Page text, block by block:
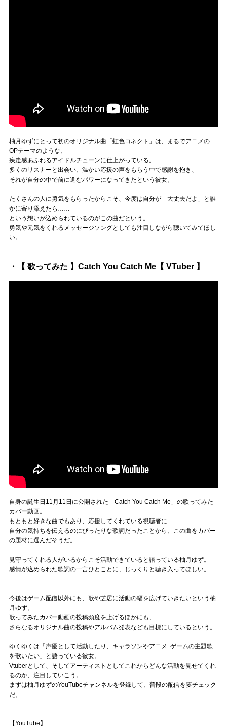
柚月ゆずにとって初のオリジナル曲「虹色コネクト」は、まるでアニメの
OPテーマのような、
疾走感あふれるアイドルチューンに仕上がっている。
多くのリスナーと出会い、温かい応援の声をもらう中で感謝を抱き、
それが自分の中で前に進むパワーになってきたという彼女。
たくさんの人に勇気をもらったからこそ、今度は自分が「大丈夫だよ」と誰
かに寄り添えたら……
という想いが込められているのがこの曲だという。
勇気や元気をくれるメッセージソングとしても注目しながら聴いてみてほし
い。
・【 歌ってみた 】Catch You Catch Me【 VTuber 】
自身の誕生日11月11日に公開された「Catch You Catch Me」の歌ってみた
カバー動画。
もともと好きな曲でもあり、応援してくれている視聴者に
自分の気持ちを伝えるのにぴったりな歌詞だったことから、この曲をカバー
の題材に選んだそうだ。
見守ってくれる人がいるからこそ活動できていると語っている柚月ゆず。
感情が込められた歌詞の一言ひとことに、じっくりと聴き入ってほしい。
今後はゲーム配信以外にも、歌や芝居に活動の幅を広げていきたいという柚
月ゆず。
歌ってみたカバー動画の投稿頻度を上げるほかにも、
さらなるオリジナル曲の投稿やアルバム発表なども目標にしているという。
ゆくゆくは「声優として活動したり、キャラソンやアニメ･ゲームの主題歌
を歌いたい」と語っている彼女。
Vtuberとして、そしてアーティストとしてこれからどんな活動を見せてくれ
るのか、注目していこう。
まずは柚月ゆずのYouTubeチャンネルを登録して、普段の配信を要チェック
だ。
【YouTube】